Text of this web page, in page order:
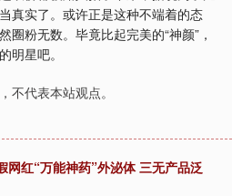
真实了。或许正是这种不端着的态
圈粉无数。毕竟比起完美的“神颜”，
明星吧。
不代表本站观点。
网红“万能神药”外泌体 三无产品泛